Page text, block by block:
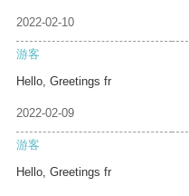
2022-02-10
游客
Hello, Greetings fr
2022-02-09
游客
Hello, Greetings fr